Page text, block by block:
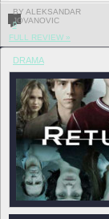
BY ALEKSANDAR
JOVANOVIC
0
FULL REVIEW »
DRAMA